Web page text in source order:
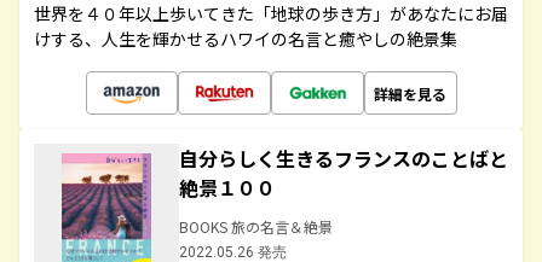
世界を４０年以上歩いてきた「地球の歩き方」があなたにお届
けする、人生を輝かせるハワイの名言と癒やしの絶景集
詳細を見る
自分らしく生きるフランスのことばと
絶景１００
BOOKS 旅の名言＆絶景
2022.05.26 発売